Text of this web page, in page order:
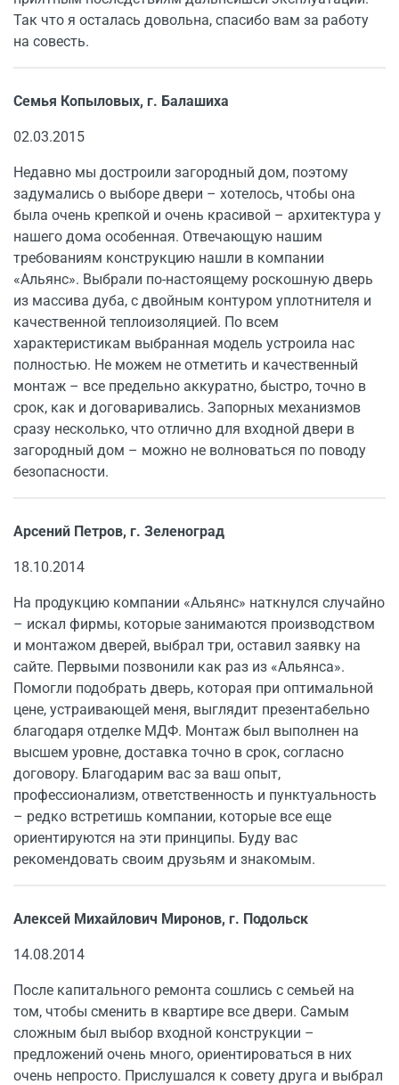
Так что я осталась довольна, спасибо вам за работу
на совесть.
Семья Копыловых, г. Балашиха
02.03.2015
Недавно мы достроили загородный дом, поэтому
задумались о выборе двери – хотелось, чтобы она
была очень крепкой и очень красивой – архитектура у
нашего дома особенная. Отвечающую нашим
требованиям конструкцию нашли в компании
«Альянс». Выбрали по-настоящему роскошную дверь
из массива дуба, с двойным контуром уплотнителя и
качественной теплоизоляцией. По всем
характеристикам выбранная модель устроила нас
полностью. Не можем не отметить и качественный
монтаж – все предельно аккуратно, быстро, точно в
срок, как и договаривались. Запорных механизмов
сразу несколько, что отлично для входной двери в
загородный дом – можно не волноваться по поводу
безопасности.
Арсений Петров, г. Зеленоград
18.10.2014
На продукцию компании «Альянс» наткнулся случайно
– искал фирмы, которые занимаются производством
и монтажом дверей, выбрал три, оставил заявку на
сайте. Первыми позвонили как раз из «Альянса».
Помогли подобрать дверь, которая при оптимальной
цене, устраивающей меня, выглядит презентабельно
благодаря отделке МДФ. Монтаж был выполнен на
высшем уровне, доставка точно в срок, согласно
договору. Благодарим вас за ваш опыт,
профессионализм, ответственность и пунктуальность
– редко встретишь компании, которые все еще
ориентируются на эти принципы. Буду вас
рекомендовать своим друзьям и знакомым.
Алексей Михайлович Миронов, г. Подольск
14.08.2014
После капитального ремонта сошлись с семьей на
том, чтобы сменить в квартире все двери. Самым
сложным был выбор входной конструкции –
предложений очень много, ориентироваться в них
очень непросто. Прислушался к совету друга и выбрал